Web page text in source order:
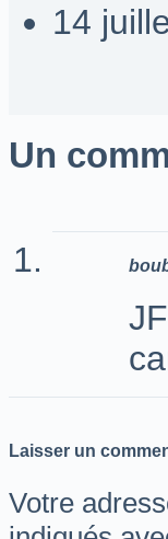
14
Un
Laisser un
Votre